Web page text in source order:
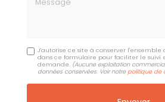
J'autorise ce site à conserver l'ensemble
dans ce formulaire pour faciliter le
demande. (Aucune exploitation
données conservées. Voir notre politique de